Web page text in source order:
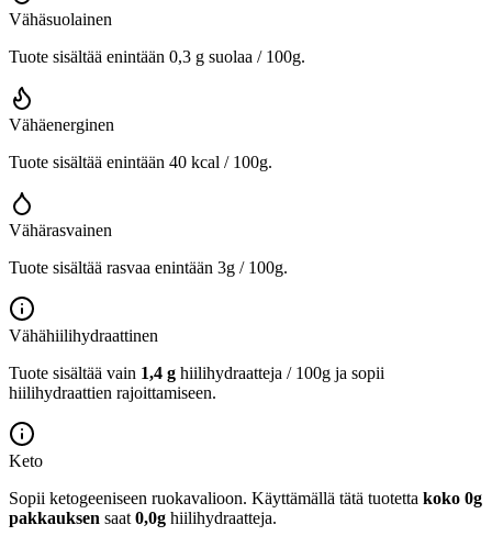
Vähäsuolainen
Tuote sisältää enintään 0,3 g suolaa / 100g.
Vähäenerginen
Tuote sisältää enintään 40 kcal / 100g.
Vähärasvainen
Tuote sisältää rasvaa enintään 3g / 100g.
Vähähiilihydraattinen
Tuote sisältää vain 1,4 g hiilihydraatteja / 100g ja sopii
hiilihydraattien rajoittamiseen.
Keto
Sopii ketogeeniseen ruokavalioon. Käyttämällä tätä tuotetta koko 0g
pakkauksen saat 0,0g hiilihydraatteja.